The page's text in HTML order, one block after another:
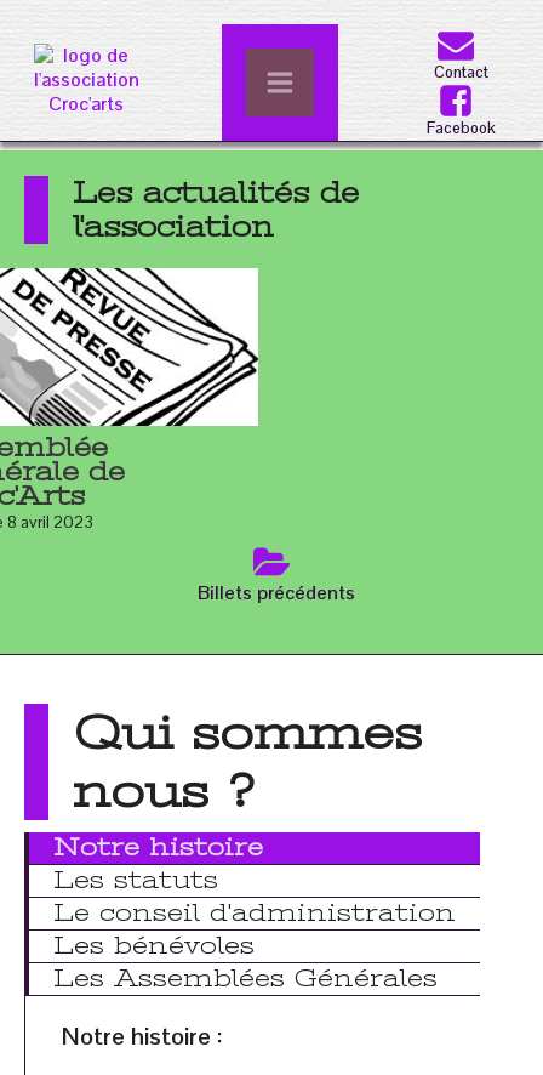
Contact
Facebook
Les actualités de
l'association
de
8 avril 2023
Billets précédents
Qui sommes
nous ?
Notre histoire
Les statuts
Le conseil d'administration
Les bénévoles
Les Assemblées Générales
Notre histoire :